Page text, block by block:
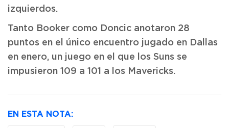
izquierdos.
Tanto Booker como Doncic anotaron 28
puntos en el único encuentro jugado en Dallas
en enero, un juego en el que los Suns se
impusieron 109 a 101 a los Mavericks.
EN ESTA NOTA: